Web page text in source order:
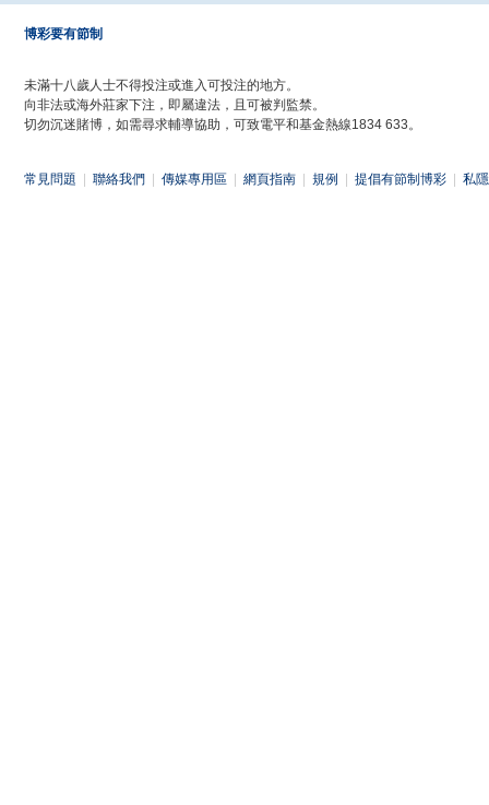
博彩要有節制
未滿十八歲人士不得投注或進入可投注的地方。
向非法或海外莊家下注，即屬違法，且可被判監禁。
切勿沉迷賭博，如需尋求輔導協助，可致電平和基金熱線1834 633。
常見問題 聯絡我們 傳媒專用區 網頁指南 規例 提倡有節制博彩 私